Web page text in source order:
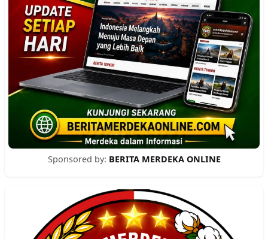
Sponsored by: BERITA MERDEKA ONLINE